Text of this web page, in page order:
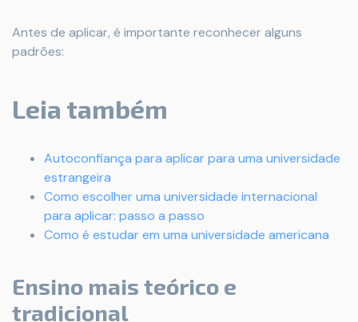
Antes de aplicar, é importante reconhecer alguns
padrões:
Leia também
Autoconfiança para aplicar para uma universidade
estrangeira
Como escolher uma universidade internacional
para aplicar: passo a passo
Como é estudar em uma universidade americana
Ensino mais teórico e
tradicional